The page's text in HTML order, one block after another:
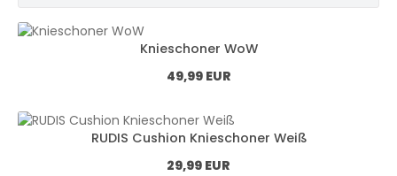
Knieschoner WoW
Normál ár:
49,99 EUR
RUDIS Cushion Knieschoner Weiß
Normál ár:
29,99 EUR